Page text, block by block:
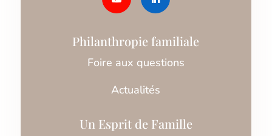
Philanthropie familiale
Foire aux questions
Actualités
Un Esprit de Famille